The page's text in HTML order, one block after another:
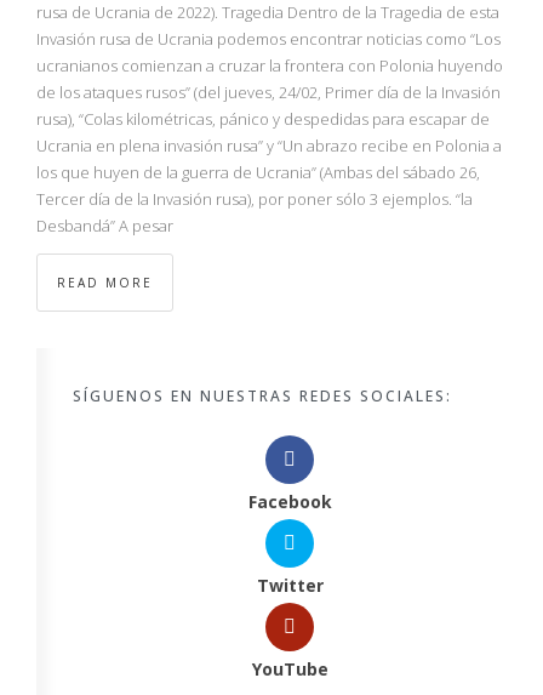
rusa de Ucrania de 2022). Tragedia Dentro de la Tragedia de esta
Invasión rusa de Ucrania podemos encontrar noticias como “Los
ucranianos comienzan a cruzar la frontera con Polonia huyendo
de los ataques rusos” (del jueves, 24/02, Primer día de la Invasión
rusa), “Colas kilométricas, pánico y despedidas para escapar de
Ucrania en plena invasión rusa” y “Un abrazo recibe en Polonia a
los que huyen de la guerra de Ucrania” (Ambas del sábado 26,
Tercer día de la Invasión rusa), por poner sólo 3 ejemplos. “la
Desbandá” A pesar
READ MORE
SÍGUENOS EN NUESTRAS REDES SOCIALES:
Facebook
Twitter
YouTube